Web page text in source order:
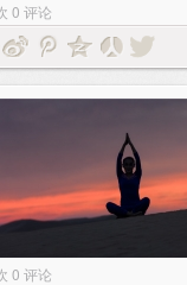
0 评论
0 评论